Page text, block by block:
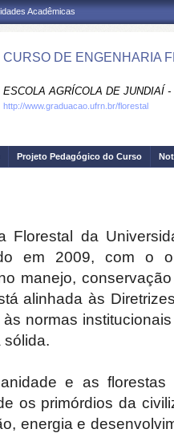
Acadêmicas
CURSO DE ENGENHARIA
ESCOLA AGRÍCOLA DE JUNDIAÍ -
http://www.graduacao.ufrn.br/florestal
Projeto Pedagógico do Curso
Florestal da
em 2009, com o
manejo,
alinhada às
normas
sólida.
e as
os primórdios da
energia e